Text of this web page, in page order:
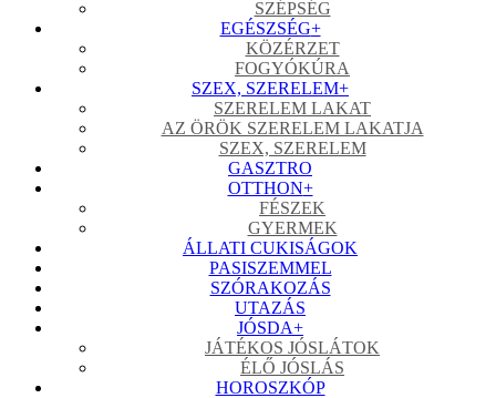
SZÉPSÉG
EGÉSZSÉG+
KÖZÉRZET
FOGYÓKÚRA
SZEX, SZERELEM+
SZERELEM LAKAT
AZ ÖRÖK SZERELEM LAKATJA
SZEX, SZERELEM
GASZTRO
OTTHON+
FÉSZEK
GYERMEK
ÁLLATI CUKISÁGOK
PASISZEMMEL
SZÓRAKOZÁS
UTAZÁS
JÓSDA+
JÁTÉKOS JÓSLÁTOK
ÉLŐ JÓSLÁS
HOROSZKÓP